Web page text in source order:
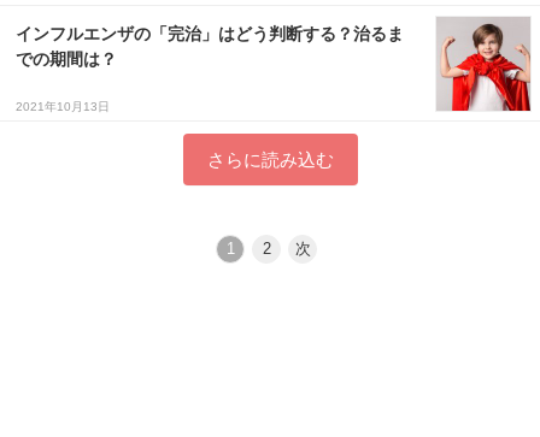
インフルエンザの「完治」はどう判断する？治るま
での期間は？
2021年10月13日
さらに読み込む
1 2 次